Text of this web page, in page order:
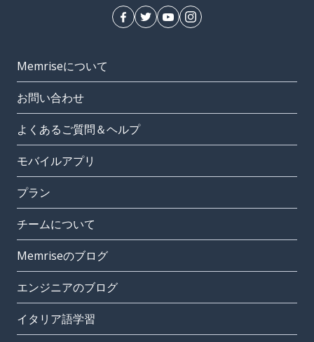
Memriseについて
お問い合わせ
よくあるご質問＆ヘルプ
モバイルアプリ
プラン
チームについて
Memriseのブログ
エンジニアのブログ
イタリア語学習